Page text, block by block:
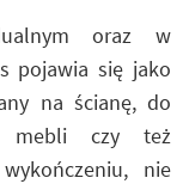
oraz w
pojawia się jako
na ścianę, do
mebli czy też
nie